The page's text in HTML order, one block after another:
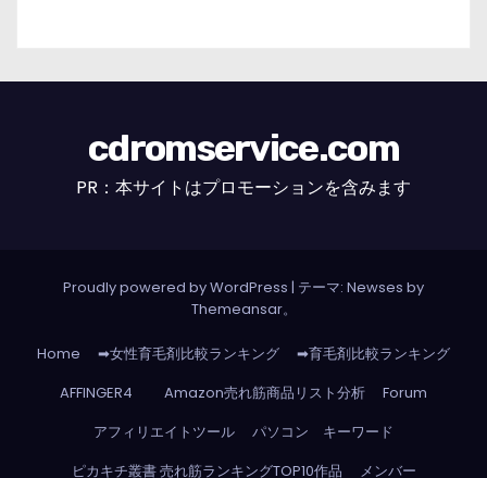
cdromservice.com
PR：本サイトはプロモーションを含みます
Proudly powered by WordPress | テーマ: Newses by
Themeansar。
Home ➡女性育毛剤比較ランキング
➡育毛剤比較ランキング
AFFINGER4
Amazon売れ筋商品リスト分析
Forum
アフィリエイトツール
パソコン キーワード
ピカキチ叢書 売れ筋ランキングTOP10作品
メンバー